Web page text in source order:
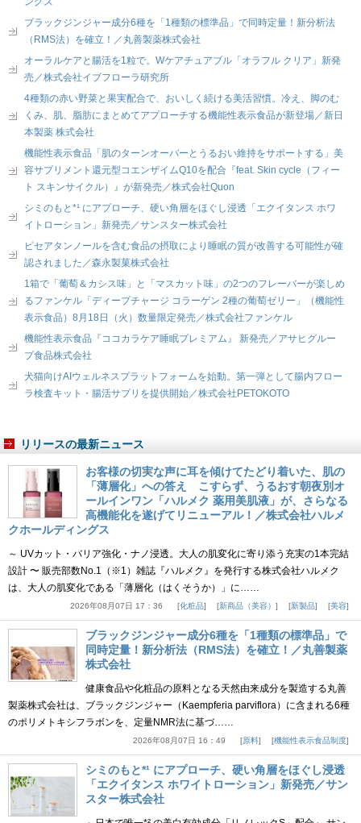
ブラックジンジャー成分6種を「1種類の標準品」で同時定量！新分析法
（RMS法）を確立！／丸善製薬株式会社
オーラルケアと腸活を1粒で。Wケアチュアブル「オラフル クリア」新発
売／株式会社イブフローラ研究所
4種類の赤い野菜と果実配合で、おいしく続ける美活習慣。冷え、脚のむ
くみ、肌、脂肪にまとめてアプローチする機能性表示食品が新登場／新日
本製薬 株式会社
機能性表示食品「肌のターンオーバーとうるおい維持をサポートする」美
容サプリメント還元型コエンザイムQ10を配合『feat. Skin cycle（フィー
ト スキンサイクル）』が新発売／株式会社Quon
シミのもと*¹ にアプローチ、硬い角層をほぐし浸透「エクイタンス ホワ
イトローション」新発売／サンスター株式会社
ピセアタンノールを含む食品の摂取により睡眠の質が改善する可能性が確
認されました／森永製菓株式会社
1箱で「葡萄＆カシス味」と「マスカット味」の2つのフレーバーが楽しめ
るファンケル「ディープチャージ コラーゲン 2種の葡萄ゼリー」（機能性
表示食品）8月18日（火）数量限定発売／株式会社ファンケル
機能性表示食品『ココカラケア睡眠プレミアム』 新発売／アサヒグルー
プ食品株式会社
犬猫向けAIウェルネスプラットフォームを始動。第一弾として腸内フロー
ラ検査キット・腸活サプリを提供開始／株式会社PETOKOTO
リリースの最新ニュース
お客様の切実な声に耳を傾けてたどり着いた、肌の
「薄層化」への答え こすらず、うるおす朝夜別オ
ールインワン「ハルメク 薬用美肌液」が、さらなる
高機能化を遂げてリニューアル！／株式会社ハルメ
クホールディングス
～ UVカット・バリア強化・ナノ浸透。大人の肌変化に寄り添う充実の1本完結
設計 〜 販売部数No.1（※1）雑誌『ハルメク』を発行する株式会社ハルメク
は、大人の肌変化である「薄層化（はくそうか）」に……
2026年08月07日 17：36 化粧品 新商品（美容） 新製品 美容
ブラックジンジャー成分6種を「1種類の標準品」で
同時定量！新分析法（RMS法）を確立！／丸善製薬
株式会社
健康食品や化粧品の原料となる天然由来成分を製造する丸善
製薬株式会社は、ブラックジンジャー（Kaempferia parviflora）に含まれる6種
のポリメトキシフラボンを、定量NMR法に基づ……
2026年08月07日 16：49 原料 機能性表示食品制度
シミのもと*¹ にアプローチ、硬い角層をほぐし浸透
「エクイタンス ホワイトローション」新発売／サン
スター株式会社